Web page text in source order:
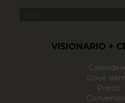
VISIONARIO +
Dove
Prezzi